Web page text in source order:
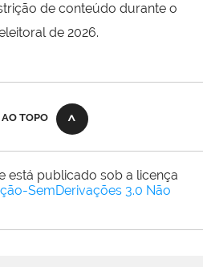
de conteúdo durante o
de 2026.
TOPO
está publicado sob a licença
SemDerivações 3.0 Não